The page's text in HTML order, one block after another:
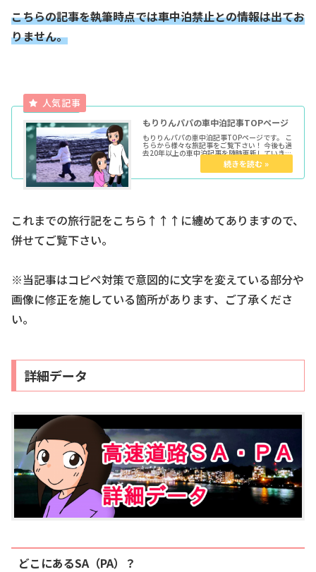
こちらの記事を執筆時点では車中泊禁止との情報は出てお
りません。
もりりんパパの車中泊記事TOPページ
もりりんパパの車中泊記事TOPページです。 こ
ちらから様々な旅記事をご覧下さい！ 今後も過
去20年以上の車中泊記事を随時更新していきま
す。 ★各種トップページはこちらからどうぞ育
児マンガTOP車中泊TOPきょうだい児TOPウー
マンエキサイト...
これまでの旅行記をこちら↑↑↑に纏めてありますので、
併せてご覧下さい。
※当記事はコピペ対策で意図的に文字を変えている部分や
画像に修正を施している箇所があります、ご了承くださ
い。
詳細データ
どこにあるSA（PA）？